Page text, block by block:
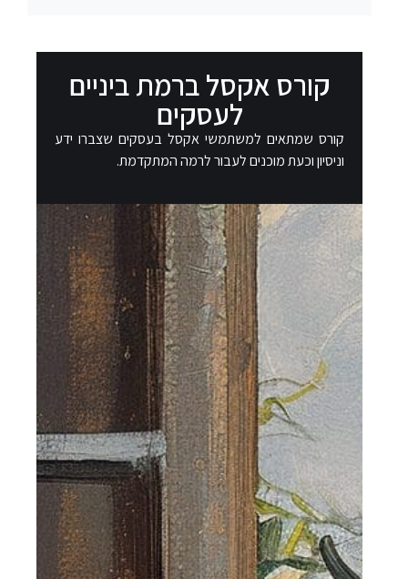
קורס אקסל ברמת ביניים
לעסקים
קורס שמתאים למשתמשי אקסל בעסקים שצברו ידע
וניסיון וכעת מוכנים לעבור לרמה המתקדמת.